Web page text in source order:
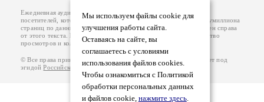
Мы используем файлы cookie для
улучшения работы сайта.
Оставаясь на сайте, вы
соглашаетесь с условиями
использования файлов cookies.
Чтобы ознакомиться с Политикой
обработки персональных данных
и файлов cookie, нажмите здесь.
Ежедневная аудитория портала Проза.ру – порядка 100 тысяч
посетителей, которые в общей сумме просматривают более полумиллиона
страниц по данным счетчика посещаемости, который расположен справа
от этого текста. В каждой графе указано по две цифры: количество
просмотров и количество посетителей.
© Все права принадлежат авторам, 2000-2026. Портал работает под
эгидойРоссийского союза писателей.18+